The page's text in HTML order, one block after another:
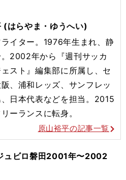
(はらやま・ゆうへい)
イター。1976年生まれ、静
2002年から『週刊サッカ
スト』編集部に所属し、セ
、浦和レッズ、サンフレッ
日本代表などを担当。2015
ーランスに転身。
原山裕平の記事一覧
ュビロ磐田2001年〜2002